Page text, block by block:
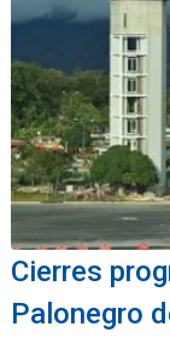
Cierres
Palonegro